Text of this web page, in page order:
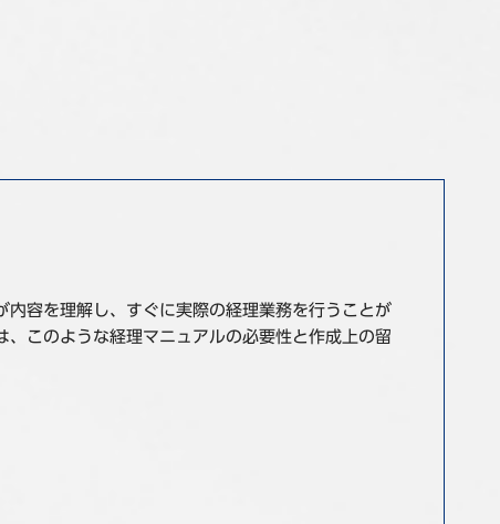
内容を理解し、すぐに実際の経理業務を行うことが
このような経理マニュアルの必要性と作成上の留